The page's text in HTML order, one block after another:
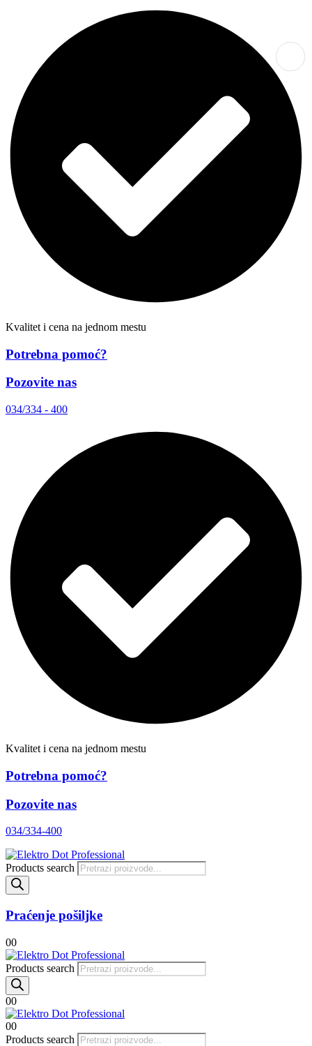
Kvalitet i cena na jednom mestu
Potrebna pomoć?
Pozovite nas
034/334 - 400
Kvalitet i cena na jednom mestu
Potrebna pomoć?
Pozovite nas
034/334-400
Products search
Praćenje pošiljke
00
Products search
00
00
Products search